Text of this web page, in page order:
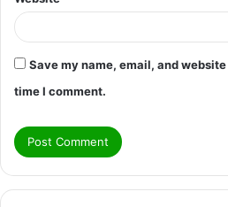
Save my name, email, and
time I comment.